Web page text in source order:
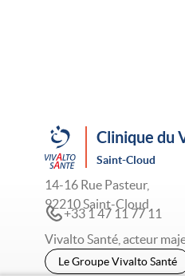
Clinique du
Saint-Cloud
14-16 Rue Pasteur,
92210 Saint-Cloud
+33 1 47 11 77 11
Vivalto Santé, acteur
Le Groupe Vivalto Santé